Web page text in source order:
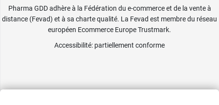
Pharma GDD adhère à la Fédération du e-commerce et de la vente à
distance (Fevad) et à sa charte qualité. La Fevad est membre du réseau
européen Ecommerce Europe Trustmark.
Accessibilité: partiellement conforme